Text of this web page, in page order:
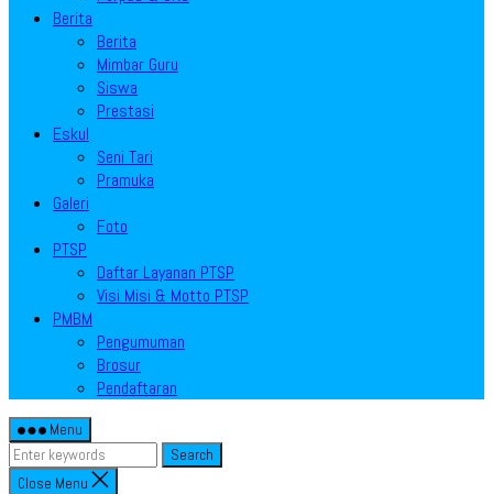
Berita
Berita
Mimbar Guru
Siswa
Prestasi
Eskul
Seni Tari
Pramuka
Galeri
Foto
PTSP
Daftar Layanan PTSP
Visi Misi & Motto PTSP
PMBM
Pengumuman
Brosur
Pendaftaran
Menu
Search
Close Menu